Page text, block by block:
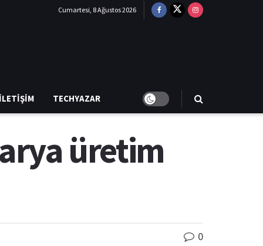
Cumartesi, 8 Ağustos 2026
TECHYAZAR
üretim
0